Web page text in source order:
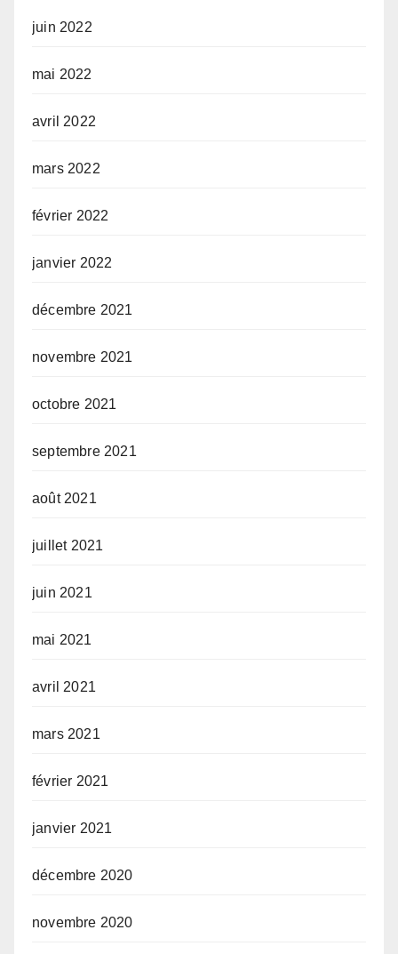
juin 2022
mai 2022
avril 2022
mars 2022
février 2022
janvier 2022
décembre 2021
novembre 2021
octobre 2021
septembre 2021
août 2021
juillet 2021
juin 2021
mai 2021
avril 2021
mars 2021
février 2021
janvier 2021
décembre 2020
novembre 2020